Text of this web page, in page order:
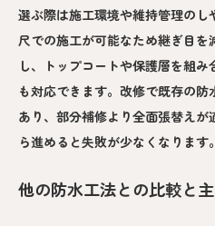
選ぶ際は施工環境や維持管理の
尺での施工が可能なため継ぎ目
し、トップコートや保護層を組
も対応できます。改修で既存の
あり、部分補修より全面張替え
ら進めると失敗が少なくなります。
他の防水工法との比較と